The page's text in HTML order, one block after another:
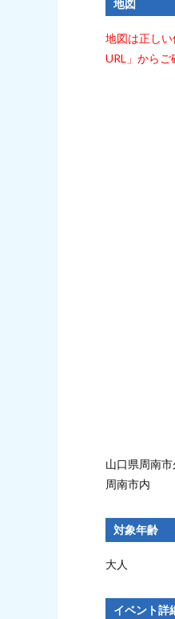
地図
地図は正し
URL」からご
山口県周南
周南市内
対象年齢
大人
イベント詳